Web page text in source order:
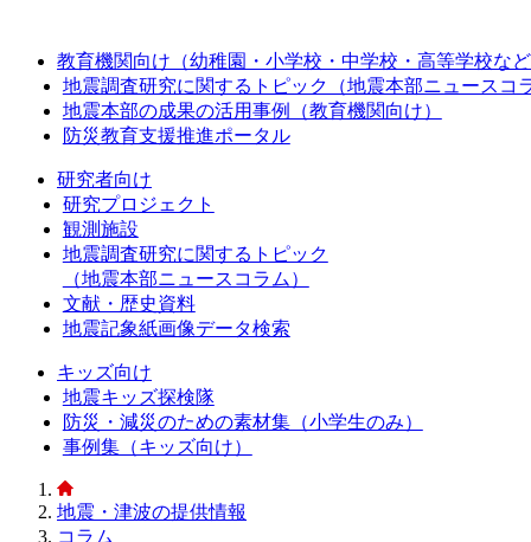
教育機関向け（幼稚園・小学校・中学校・高等学校など
地震調査研究に関するトピック（地震本部ニュースコ
地震本部の成果の活用事例（教育機関向け）
防災教育支援推進ポータル
研究者向け
研究プロジェクト
観測施設
地震調査研究に関するトピック
（地震本部ニュースコラム）
文献・歴史資料
地震記象紙画像データ検索
キッズ向け
地震キッズ探検隊
防災・減災のための素材集（小学生のみ）
事例集（キッズ向け）
地震・津波の提供情報
コラム